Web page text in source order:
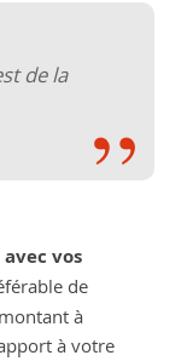
de la
vos
de
à
à votre